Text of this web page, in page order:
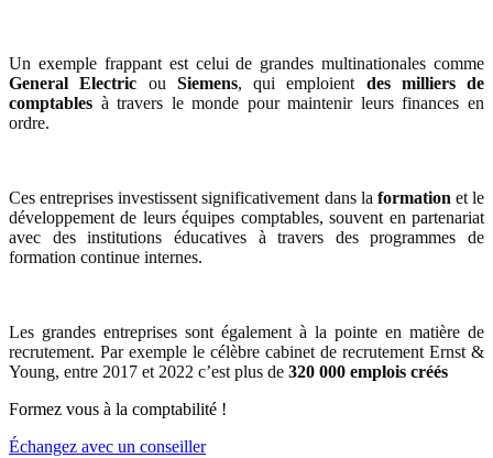
Un exemple frappant est celui de grandes multinationales comme
General Electric ou Siemens, qui emploient des milliers de
comptables à travers le monde pour maintenir leurs finances en
ordre.
Ces entreprises investissent significativement dans la formation et le
développement de leurs équipes comptables, souvent en partenariat
avec des institutions éducatives à travers des programmes de
formation continue internes.
Les grandes entreprises sont également à la pointe en matière de
recrutement. Par exemple le célèbre cabinet de recrutement Ernst &
Young, entre 2017 et 2022 c’est plus de 320 000 emplois créés
Formez vous à la comptabilité !
Échangez avec un conseiller